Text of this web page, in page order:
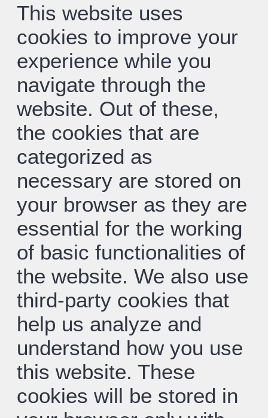
This website uses
cookies to improve your
experience while you
navigate through the
website. Out of these,
the cookies that are
categorized as
necessary are stored on
your browser as they are
essential for the working
of basic functionalities of
the website. We also use
third-party cookies that
help us analyze and
understand how you use
this website. These
cookies will be stored in